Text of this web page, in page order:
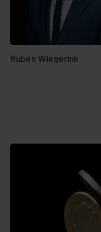
Ruben Wiegerink